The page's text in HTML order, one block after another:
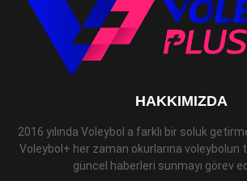
HAKKIMIZDA
2016 yılında Voleybol a farklı bir soluk
Voleybol+ her zaman okurlarına
güncel haberleri sunmayı görev